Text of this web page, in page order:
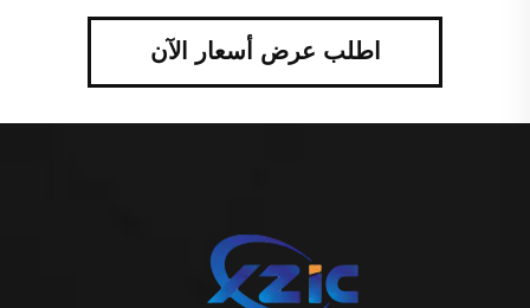
اطلب عرض أسعار الآن